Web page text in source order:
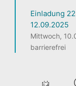
Einladung
12.09.2025
Mittwoch,
barrierefrei